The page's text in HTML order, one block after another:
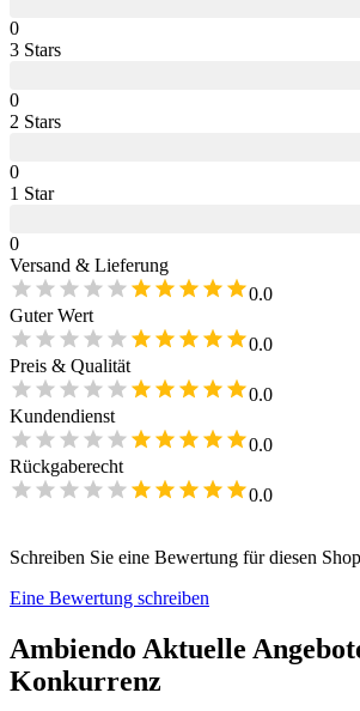
0
3 Stars
0
2 Stars
0
1 Star
0
Versand & Lieferung
0.0
Guter Wert
0.0
Preis & Qualität
0.0
Kundendienst
0.0
Rückgaberecht
0.0
Schreiben Sie eine Bewertung für diesen
Eine Bewertung schreiben
Ambiendo Aktuelle
Konkurrenz